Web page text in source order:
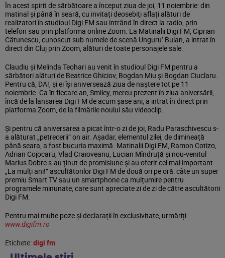
În acest spirit de sărbătoare a început ziua de joi, 11 noiembrie: din
matinal și până în seară, cu invitați deosebiți aflați alături de
realizatori în studioul Digi FM sau intrând în direct la radio, prin
telefon sau prin platforma online Zoom. La Matinalii Digi FM, Ciprian
Cătunescu, cunoscut sub numele de scenă Unguru’ Bulan, a intrat în
direct din Cluj prin Zoom, alături de toate personajele sale.
Claudiu și Melinda Teohari au venit în studioul Digi FM pentru a
sărbători alături de Beatrice Ghiciov, Bogdan Miu și Bogdan Ciuclaru.
Pentru că, DA!, și ei își aniversează ziua de naștere tot pe 11
noiembrie. Ca în fiecare an, Smiley, mereu prezent în ziua aniversării,
încă de la lansarea Digi FM de acum șase ani, a intrat în direct prin
platforma Zoom, de la filmările noului său videoclip.
Și pentru că aniversarea a picat într-o zi de joi, Radu Paraschivescu s-
a alăturat „petrecerii” on air. Așadar, elementul zilei, de dimineață
până seara, a fost bucuria maximă. Matinalii Digi FM, Ramon Cotizo,
Adrian Cojocaru, Vlad Craioveanu, Lucian Mîndruță și nou-venitul
Marius Dobre s-au ținut de promisiune și au oferit cel mai important
„La mulți ani!” ascultătorilor Digi FM de două ori pe oră: câte un super
premiu Smart TV sau un smartphone ca mulțumire pentru
programele minunate, care sunt apreciate zi de zi de către ascultătorii
Digi FM.
Pentru mai multe poze și declarații în exclusivitate, urmăriți
www.digifm.ro
Etichete:digi fm